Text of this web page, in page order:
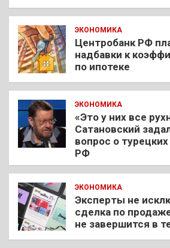
ЭКОНОМИКА
Центробанк РФ
надбавки к
по ипотеке
ЭКОНОМИКА
«Это у них все
Сатановский
вопрос о
РФ
ЭКОНОМИКА
Эксперты не
сделка по
не завершится в